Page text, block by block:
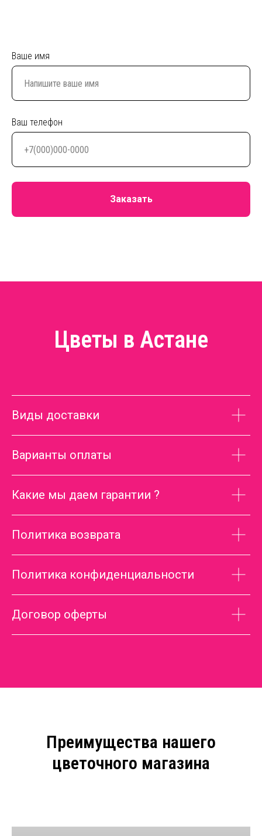
Ваше имя
Ваш телефон
Заказать
Цветы в Астане
Виды доставки
Варианты оплаты
Какие мы даем гарантии ?
Политика возврата
Политика конфиденциальности
Договор оферты
Преимущества нашего
цветочного магазина